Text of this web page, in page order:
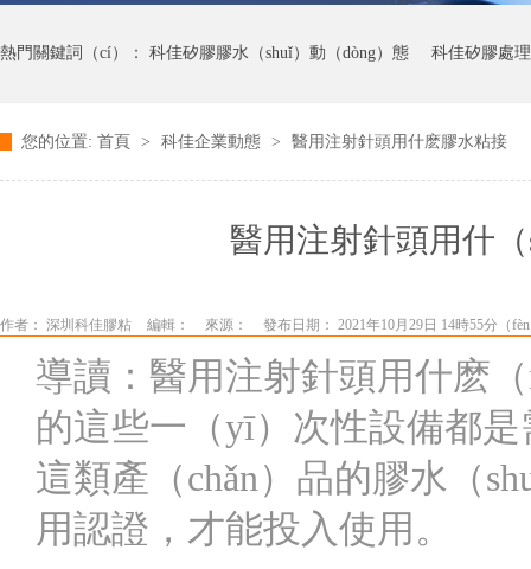
熱門關鍵詞（cí）： 科佳矽膠膠水（shuǐ）動（dòng）態 科佳矽膠處
科佳UV無影膠水動態 科佳快幹膠動態
您的位置: 首頁 > 科佳企業動態 > 醫用注射針頭用什麽膠水粘接
醫用注射針頭用什
作者： 深圳科佳膠粘 編輯： 來源： 發布日期： 2021年10月29日 14時55分（
導讀：醫用注射針頭用什麽
的這些一（yī）次性設備都
這類產（chǎn）品的膠水（
用認證，才能投入使用。